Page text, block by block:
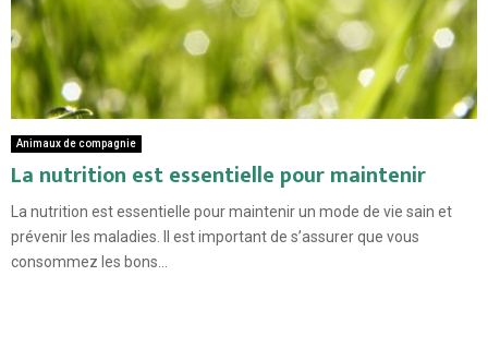
Animaux de compagnie
La nutrition est essentielle pour maintenir
La nutrition est essentielle pour maintenir un mode de vie sain et
prévenir les maladies. Il est important de s’assurer que vous
consommez les bons...